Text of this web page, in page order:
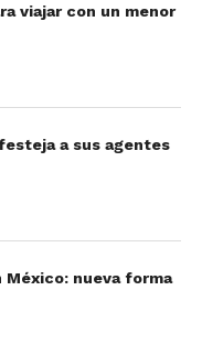
viajar con un menor
a sus agentes
México: nueva forma